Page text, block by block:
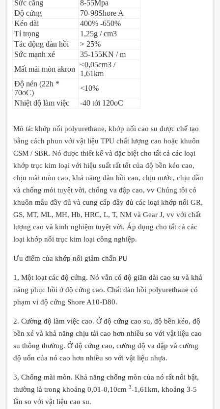
Sức căng
8-55Mpa
Độ cứng
70-98Shore A
Kéo dài
400% -650%
Tỉ trọng
1,25g / cm3
Tác động đàn hồi
> 25%
Sức mạnh xé
35-155KN / m
Mất mài mòn akron
<0,05cm3 /
1,61km
Độ nén (22h *
70oC)
<10%
Nhiệt độ làm việc
-40 tới 120oC
Mô tả: khớp nối polyurethane, khớp nối cao su được chế tạo
bằng cách phun với vật liệu TPU chất lượng cao hoặc khuôn
CSM / SBR. Nó được thiết kế và đặc biệt cho tất cả các loại
khớp trục kim loại với hiệu suất rất tốt của độ bền kéo cao,
chịu mài mòn cao, khả năng đàn hồi cao, chịu nước, chịu dầu
và chống mỏi tuyệt vời, chống va đập cao, vv Chúng tôi có
khuôn mẫu đầy đủ và cung cấp đầy đủ các loại khớp nối GR,
GS, MT, ML, MH, Hb, HRC, L, T, NM và Gear J, vv với chất
lượng cao và kinh nghiệm tuyệt vời. Áp dụng cho tất cả các
loại khớp nối trục kim loại công nghiệp.
Ưu điểm của khớp nối giảm chấn PU
1, Một loạt các độ cứng. Nó vẫn có độ giãn dài cao su và khả
năng phục hồi ở độ cứng cao. Chất đàn hồi polyurethane có
phạm vi độ cứng Shore A10-D80.
2. Cường độ làm việc cao. Ở độ cứng cao su, độ bền kéo, độ
bền xé và khả năng chịu tải cao hơn nhiều so với vật liệu cao
su thông thường. Ở độ cứng cao, cường độ va đập và cường
độ uốn của nó cao hơn nhiều so với vật liệu nhựa.
3, Chống mài mòn. Khả năng chống mòn của nó rất nổi bật,
thường là trong khoảng 0,01-0,10cm 3-1,61km, khoảng 3-5
lần so với vật liệu cao su.